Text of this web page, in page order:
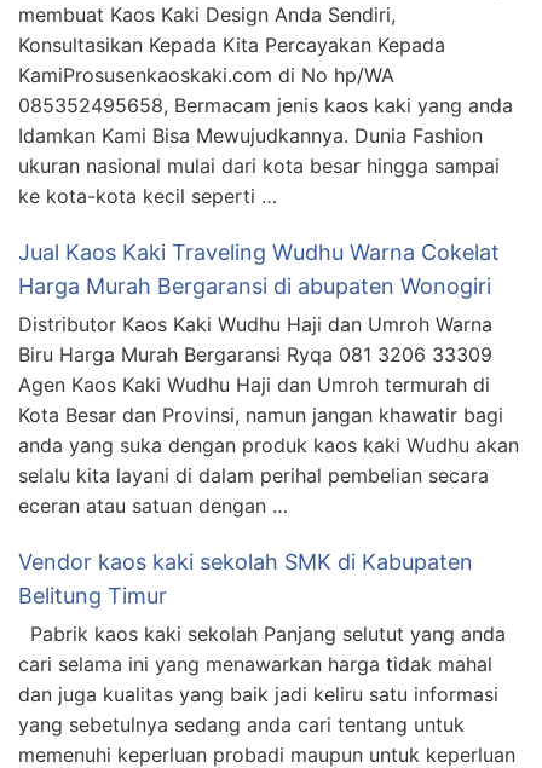
membuat Kaos Kaki Design Anda Sendiri,
Konsultasikan Kepada Kita Percayakan Kepada
KamiProsusenkaoskaki.com di No hp/WA
085352495658, Bermacam jenis kaos kaki yang anda
Idamkan Kami Bisa Mewujudkannya. Dunia Fashion
ukuran nasional mulai dari kota besar hingga sampai
ke kota-kota kecil seperti …
Jual Kaos Kaki Traveling Wudhu Warna Cokelat
Harga Murah Bergaransi di abupaten Wonogiri
Distributor Kaos Kaki Wudhu Haji dan Umroh Warna
Biru Harga Murah Bergaransi Ryqa 081 3206 33309
Agen Kaos Kaki Wudhu Haji dan Umroh termurah di
Kota Besar dan Provinsi, namun jangan khawatir bagi
anda yang suka dengan produk kaos kaki Wudhu akan
selalu kita layani di dalam perihal pembelian secara
eceran atau satuan dengan …
Vendor kaos kaki sekolah SMK di Kabupaten
Belitung Timur
Pabrik kaos kaki sekolah Panjang selutut yang anda
cari selama ini yang menawarkan harga tidak mahal
dan juga kualitas yang baik jadi keliru satu informasi
yang sebetulnya sedang anda cari tentang untuk
memenuhi keperluan probadi maupun untuk keperluan